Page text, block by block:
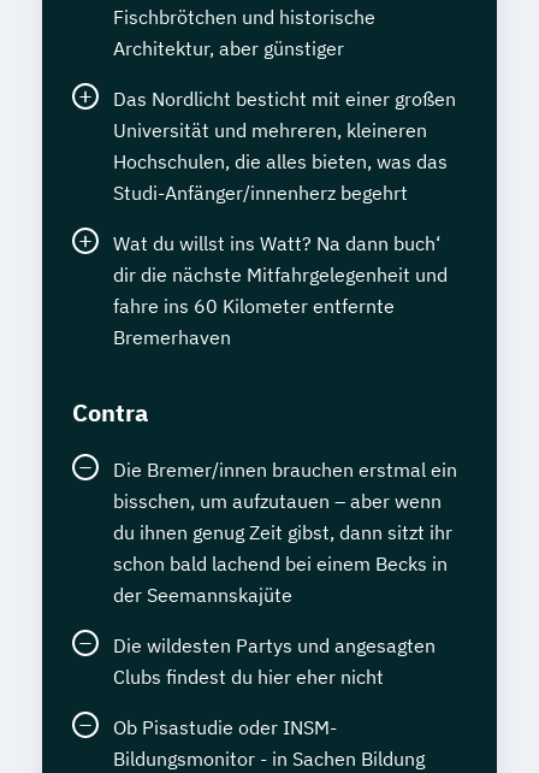
Fischbrötchen und historische
Architektur, aber günstiger
Das Nordlicht besticht mit einer großen
Universität und mehreren, kleineren
Hochschulen, die alles bieten, was das
Studi-Anfänger/innenherz begehrt
Wat du willst ins Watt? Na dann buch‘
dir die nächste Mitfahrgelegenheit und
fahre ins 60 Kilometer entfernte
Bremerhaven
Contra
Die Bremer/innen brauchen erstmal ein
bisschen, um aufzutauen – aber wenn
du ihnen genug Zeit gibst, dann sitzt ihr
schon bald lachend bei einem Becks in
der Seemannskajüte
Die wildesten Partys und angesagten
Clubs findest du hier eher nicht
Ob Pisastudie oder INSM-
Bildungsmonitor - in Sachen Bildung